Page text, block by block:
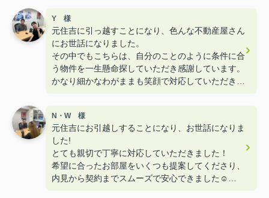
しばらく引っ越しはないと思いますが、また次も絶
対にお世話になります！
Y 様
元住吉に引っ越すことになり、色んな不動産屋さん
にお世話になりました。
その中でもこちらは、自分のことのように条件に合
う物件を一生懸命探していただき感謝しています。
かなり細かなわがままも笑顔で対応していただき相
ありがとうございました！
N・W 様
元住吉にお引越しすることになり、お世話になりま
した!
とても親切で丁寧に対応していただきました！
希望に合ったお部屋をいくつも提案してくださり、
内見から契約までスムーズで安心できました☺️